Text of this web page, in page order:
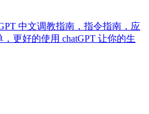
中文调教指南，指令指南，应
更好的使用 chatGPT 让你的生